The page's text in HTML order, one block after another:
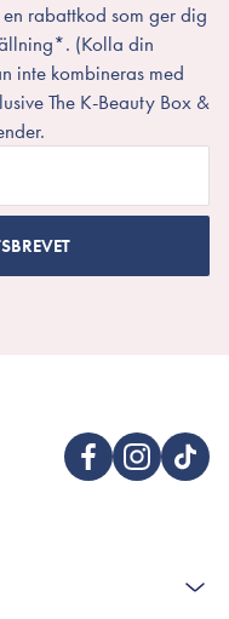
rabattkod som ger dig
(Kolla din
inte kombineras med
The K-Beauty Box &